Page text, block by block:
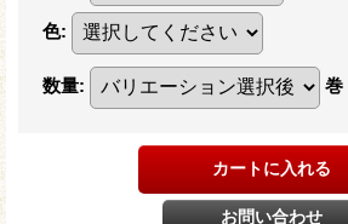
色:
数量: 巻